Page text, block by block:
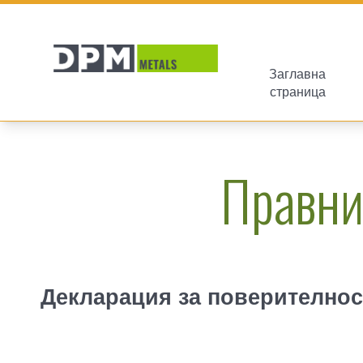
Заглавна
страница
Декларация за